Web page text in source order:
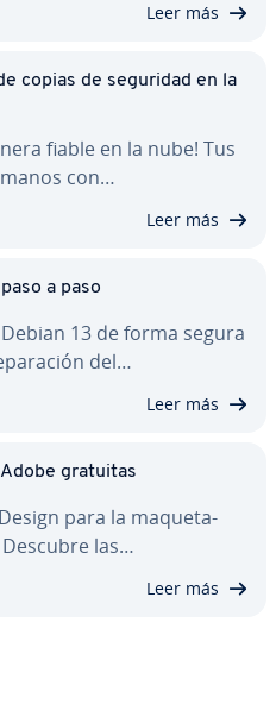
Leer más
copias de seguridad en la
fiable en la nube! Tus
con…
Leer más
a paso
13 de forma segura
del…
Leer más
gratuitas
para la ma­que­ta­
las…
Leer más